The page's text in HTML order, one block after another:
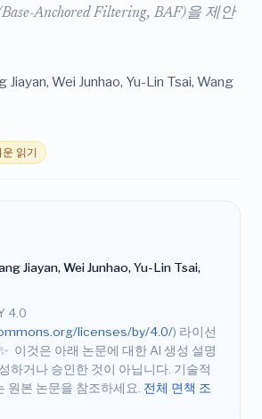
Anchored Filtering, BAF)을 제안
Jiayan, Wei Junhao, Yu-Lin Tsai, Wang
운 읽기
Jiayan, Wei Junhao, Yu-Lin Tsai,
4.0
licenses/by/4.0/) 라이선
✨ 이것은 아래 논문에 대한 AI 생성 설명
하거나 승인한 것이 아닙니다. 기술적
원본 논문을 참조하세요. 전체 면책 조